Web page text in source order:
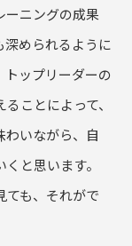
ーニングの成果
深められるように
ップリーダーの
ことによって、
わいながら、自
と思います。
ても、それがで